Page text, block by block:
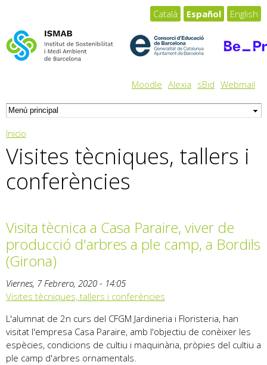
Moodle Alexia sBid Webmail
Català Español English
Usted está aquí
Inicio
Visites tècniques, tallers i
conferències
Visita tècnica a Casa Paraire, viver de
producció d'arbres a ple camp, a Bordils
(Girona)
Viernes, 7 Febrero, 2020 - 14:05
Visites tècniques, tallers i conferències
L'alumnat de 2n curs del CFGM Jardineria i Floristeria, han
visitat l'empresa Casa Paraire, amb l'objectiu de conèixer les
espècies, condicions de cultiu i maquinària, pròpies del cultiu a
ple camp d'arbres ornamentals.